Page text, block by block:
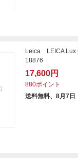
Leica LEICA Lux
18876
17,600円
880ポイント
送料無料、8月7日